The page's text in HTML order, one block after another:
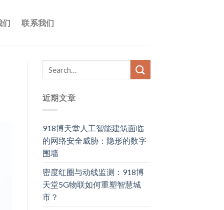
们 联系我们
近期文章
918博天堂人工智能建筑面临
的网络安全威胁：隐形的数字
围墙
密度红圈与动线监测：918博
天堂5G物联如何重塑智慧城
市？